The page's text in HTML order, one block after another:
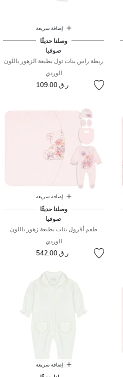
إضافة سريعة
وصلنا حديثًا
صوفيا
ربطة راس بنات تول بطبعة الزهور باللون
الوردي
ر.ق 109.00
إضافة سريعة
وصلنا حديثًا
صوفيا
طقم أفرول بنات بطبعة زهور باللون
الوردي
ر.ق 542.00
إضافة سريعة